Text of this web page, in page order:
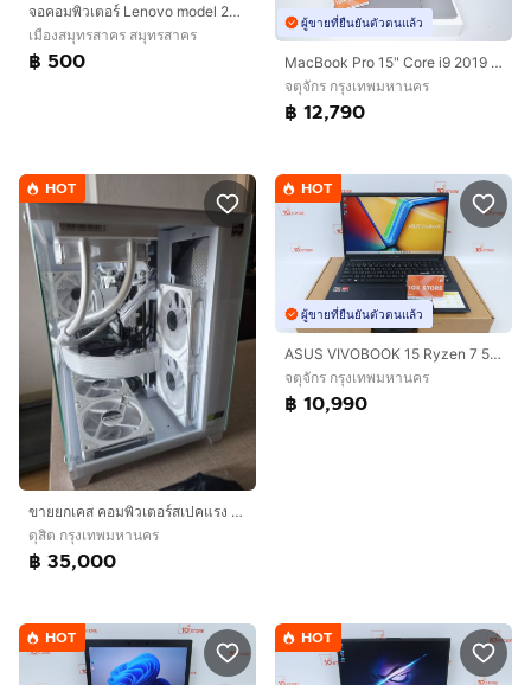
จอคอมพิวเตอร์ Lenovo model 2215SD(ขายถูกสุดในทุกที่)
เมืองสมุทรสาคร สมุทรสาคร
฿ 500
ผู้ขายที่ยืนยันตัวตนแล้ว
MacBook Pro 15" Core i9 2019 16.512GB
จตุจักร กรุงเทพมหานคร
฿ 12,790
HOT
ขายยกเคส คอมพิวเตอร์สเปคแรง รับของเองครับ
ดุสิต กรุงเทพมหานคร
฿ 35,000
HOT
ผู้ขายที่ยืนยันตัวตนแล้ว
ASUS VIVOBOOK 15 Ryzen 7 5825U RAM16.512GB
จตุจักร กรุงเทพมหานคร
฿ 10,990
HOT HOT